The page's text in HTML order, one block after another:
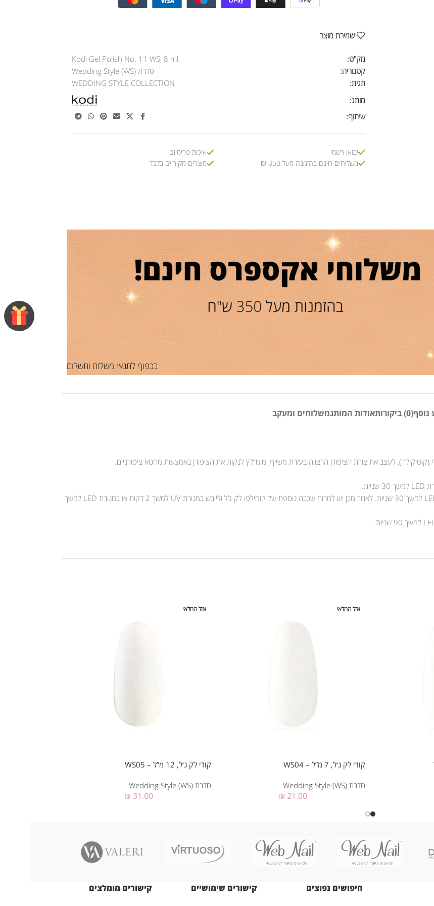
שמירת מוצר
מק"ט:
Kodi Gel Polish No. 11 WS, 8 ml
קטגוריה:
סדרת Wedding Style (WS)
תגית:
WEDDING STYLE COLLECTION
מותג:
שיתוף:
יבואן רשמי
משלוחים חינם בהזמנה מעל 350 ₪
איכות פרימיום
מוצרים מקוריים בלבד
בכפוף לתנאי משלוח ותשלום
נוסף(0) ביקורות אודות המותגמשלוחים ומעקב
לעצב את צורת הציפורן הרצויה בעזרת משייף, מומ”לץ לנקות את הציפורן באמצעות מחטא ציפורניים.
יש למרוח שכבה דקה של קומילפו לק ג’ל ולייבש במנורת UV למשך 2 דקות או במנורת LED למשך 30 שניות. לאחר מכן יש למרוח שכבה נוספת של קומילפו לק ג’ל ולייבש במנורת UV למשך 2 דקות או במנורת LED למשך
אזל המלאי
קודי לק ג׳ל, 7 מ”ל – WS04
סדרת Wedding Style (WS)
₪ 21.00
אזל המלאי
קודי לק ג׳ל, 12 מ”ל – WS05
סדרת Wedding Style (WS)
₪ 31.00
חיפושים נפוצים קישורים שימושיים קישורים מומלצים